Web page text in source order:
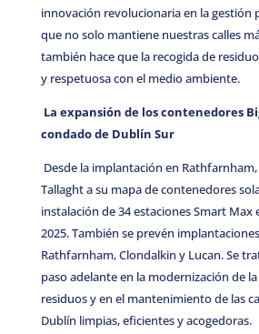
innovación revolucionaria en la gestión
que no solo mantiene nuestras calles
también hace que la recogida de
y respetuosa con el medio ambiente.
La expansión de los contenedores
condado de Dublín Sur
Desde la implantación en Rathfarnham,
Tallaght a su mapa de contenedores
instalación de 34 estaciones Smart Max
2025. También se prevén
Rathfarnham, Clondalkin y Lucan. Se
paso adelante en la modernización de
residuos y en el mantenimiento de las
Dublín limpias, eficientes y acogedoras.